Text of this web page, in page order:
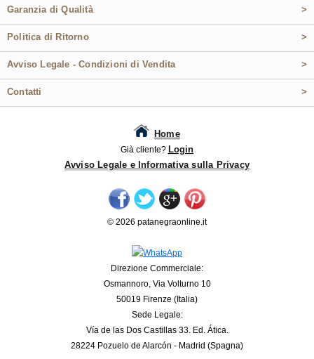
Garanzia di Qualità >
Politica di Ritorno >
Avviso Legale - Condizioni di Vendita >
Contatti >
Home
Già cliente? Login
Avviso Legale e Informativa sulla Privacy
© 2026 patanegraonline.it
Direzione Commerciale:
Osmannoro, Via Volturno 10
50019 Firenze (Italia)
Sede Legale:
Vía de las Dos Castillas 33. Ed. Ática.
28224 Pozuelo de Alarcón - Madrid (Spagna)